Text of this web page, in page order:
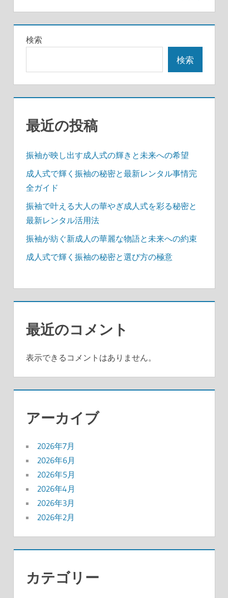
ゲ
ー
シ
ョ
ン
検索
検索
最近の投稿
振袖が映し出す成人式の輝きと未来への希望
成人式で輝く振袖の秘密と最新レンタル事情完
全ガイド
振袖で叶える大人の華やぎ成人式を彩る秘密と
最新レンタル活用法
振袖が紡ぐ新成人の華麗な物語と未来への約束
成人式で輝く振袖の秘密と選び方の極意
最近のコメント
表示できるコメントはありません。
アーカイブ
2026年7月
2026年6月
2026年5月
2026年4月
2026年3月
2026年2月
カテゴリー